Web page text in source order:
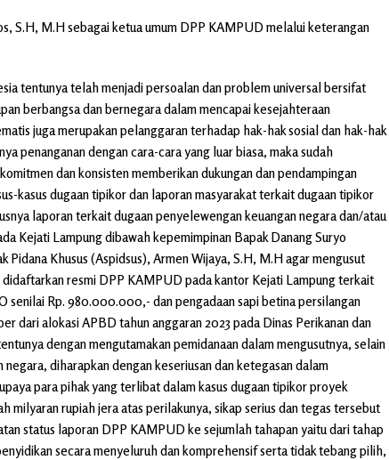
S.H, M.H sebagai ketua umum DPP KAMPUD melalui keterangan
tentunya telah menjadi persoalan dan problem universal bersifat
berbangsa dan bernegara dalam mencapai kesejahteraan
juga merupakan pelanggaran terhadap hak-hak sosial dan hak-hak
penanganan dengan cara-cara yang luar biasa, maka sudah
dan konsisten memberikan dukungan dan pendampingan
kasus dugaan tipikor dan laporan masyarakat terkait dugaan tipikor
laporan terkait dugaan penyelewengan keuangan negara dan/atau
Kejati Lampung dibawah kepemimpinan Bapak Danang Suryo
Khusus (Aspidsus), Armen Wijaya, S.H, M.H agar mengusut
resmi DPP KAMPUD pada kantor Kejati Lampung terkait
senilai Rp. 980.000.000,- dan pengadaan sapi betina persilangan
dari alokasi APBD tahun anggaran 2023 pada Dinas Perikanan dan
dengan mengutamakan pemidanaan dalam mengusutnya, selain
diharapkan dengan keseriusan dan ketegasan dalam
para pihak yang terlibat dalam kasus dugaan tipikor proyek
milyaran rupiah jera atas perilakunya, sikap serius dan tegas tersebut
status laporan DPP KAMPUD ke sejumlah tahapan yaitu dari tahap
secara menyeluruh dan komprehensif serta tidak tebang pilih,